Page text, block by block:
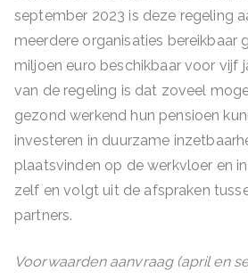
september 2023 is deze regeling
meerdere organisaties bereikbaar
miljoen euro beschikbaar voor vijf
van de regeling is dat zoveel
gezond werkend hun pensioen
investeren in duurzame
plaatsvinden op de werkvloer en
zelf en volgt uit de afspraken
partners.
Voorwaarden aanvraag (april en